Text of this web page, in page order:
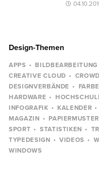
Design-Themen
APPS BILDBEARBEITUNG
CREATIVE CLOUD
DESIGNVERBÄNDE
HARDWARE
INFOGRAFIK
KALENDER
MAGAZIN
PAPIERMUSTER
SPORT
STATISTIKEN
TYPEDESIGN
VIDEOS
WINDOWS